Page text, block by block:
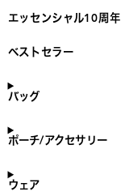
エッセンシャル10周年
ベストセラー
バッグ
ポーチ/アクセサリー
ウェア